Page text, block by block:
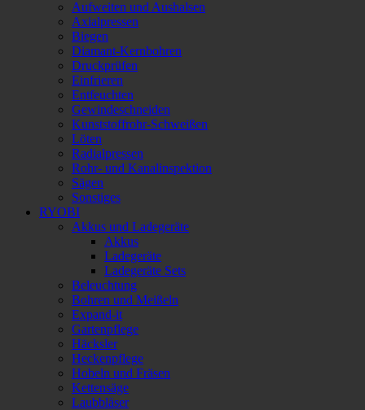
Aufweiten und Aushalsen
Axialpressen
Biegen
Diamant-Kernbohren
Druckprüfen
Einfrieren
Entfeuchten
Gewindeschneiden
Kunststoffrohr-Schweißen
Löten
Radialpressen
Rohr- und Kanalinspektion
Sägen
Sonstiges
RYOBI
Akkus und Ladegeräte
Akkus
Ladegeräte
Ladegeräte Sets
Beleuchtung
Bohren und Meißeln
Expand-it
Gartenpflege
Häcksler
Heckenpflege
Hobeln und Fräsen
Kettensäge
Laubbläser